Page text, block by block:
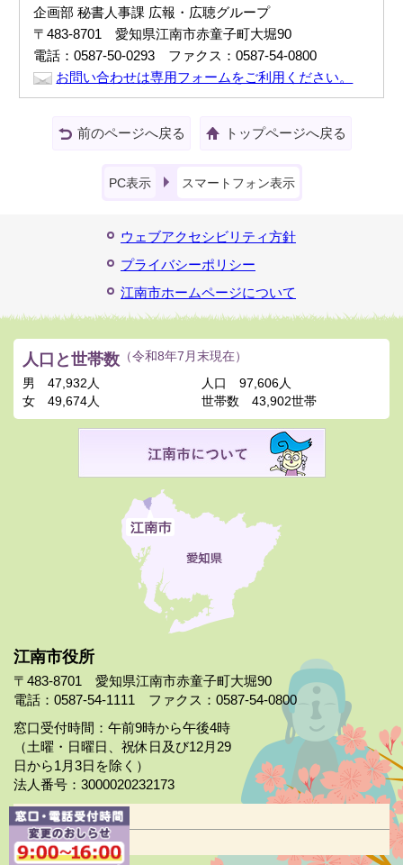
企画部 秘書人事課 広報・広聴グループ
〒483-8701 愛知県江南市赤童子町大堀90
電話：0587-50-0293 ファクス：0587-54-0800
お問い合わせは専用フォームをご利用ください。
前のページへ戻る トップページへ戻る
PC表示 スマートフォン表示
ウェブアクセシビリティ方針
プライバシーポリシー
江南市ホームページについて
江南市役所
〒483-8701 愛知県江南市赤童子町大堀90
電話：0587-54-1111 ファクス：0587-54-0800
窓口受付時間：午前9時から午後4時
（土曜・日曜日、祝休日及び12月29
日から1月3日を除く）
法人番号：3000020232173
市役所案内
日曜市役所
人口と世帯数 （令和8年7月末現在）
男
47,932人
女
49,674人
人口
97,606人
世帯数
43,902世帯